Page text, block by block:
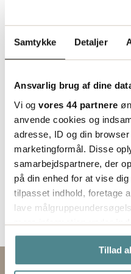
Samtykke Detaljer
Ansvarlig brug af dine
Vi og vores 44 partnere
anvende cookies og
adresse, ID og din
marketingformål. Disse
samarbejdspartnere, der
på din enhed for at vise
tilpasset indhold, foretage
lave
mere information under
persondatapolitik. Du kan
tilbage eller ændre
"Cookiedeklaration", eller
Tillad
Indgår i